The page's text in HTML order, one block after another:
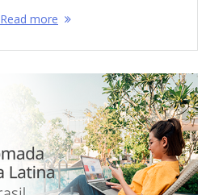
Read more